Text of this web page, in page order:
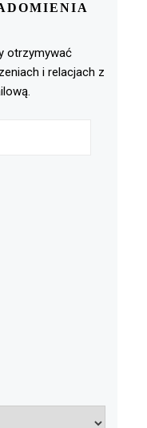
otrzymywać
i relacjach z